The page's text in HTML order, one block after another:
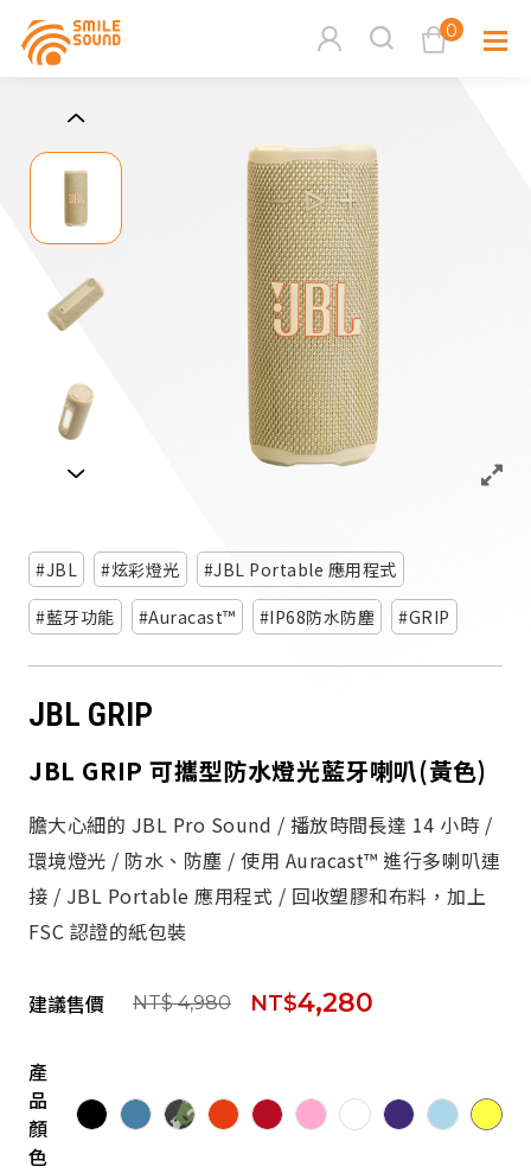
0
查看購物車
請選擇商品分類
請選擇分類
活動
JBL 炫彩燈光
JBL Portable 應用程式
藍牙功能
Auracast™ IP68防水防塵 GRIP
JBL GRIP
JBL GRIP 可攜型防水燈光藍牙喇叭(黃色)
膽大心細的 JBL Pro Sound / 播放時間長達 14 小時 /
環境燈光 / 防水、防塵 / 使用 Auracast™ 進行多喇叭連
接 / JBL Portable 應用程式 / 回收塑膠和布料，加上
FSC 認證的紙包裝
建議售價 NT$ 4,980 NT$4,280
產
品
顏
色